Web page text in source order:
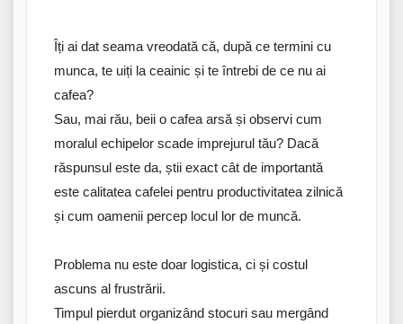
Îți ai dat seama vreodată că, după ce termini cu
munca, te uiți la ceainic și te întrebi de ce nu ai
cafea?
Sau, mai rău, beii o cafea arsă și observi cum
moralul echipelor scade imprejurul tău? Dacă
răspunsul este da, știi exact cât de importantă
este calitatea cafelei pentru productivitatea zilnică
și cum oamenii percep locul lor de muncă.
Problema nu este doar logistica, ci și costul
ascuns al frustrării.
Timpul pierdut organizând stocuri sau mergând